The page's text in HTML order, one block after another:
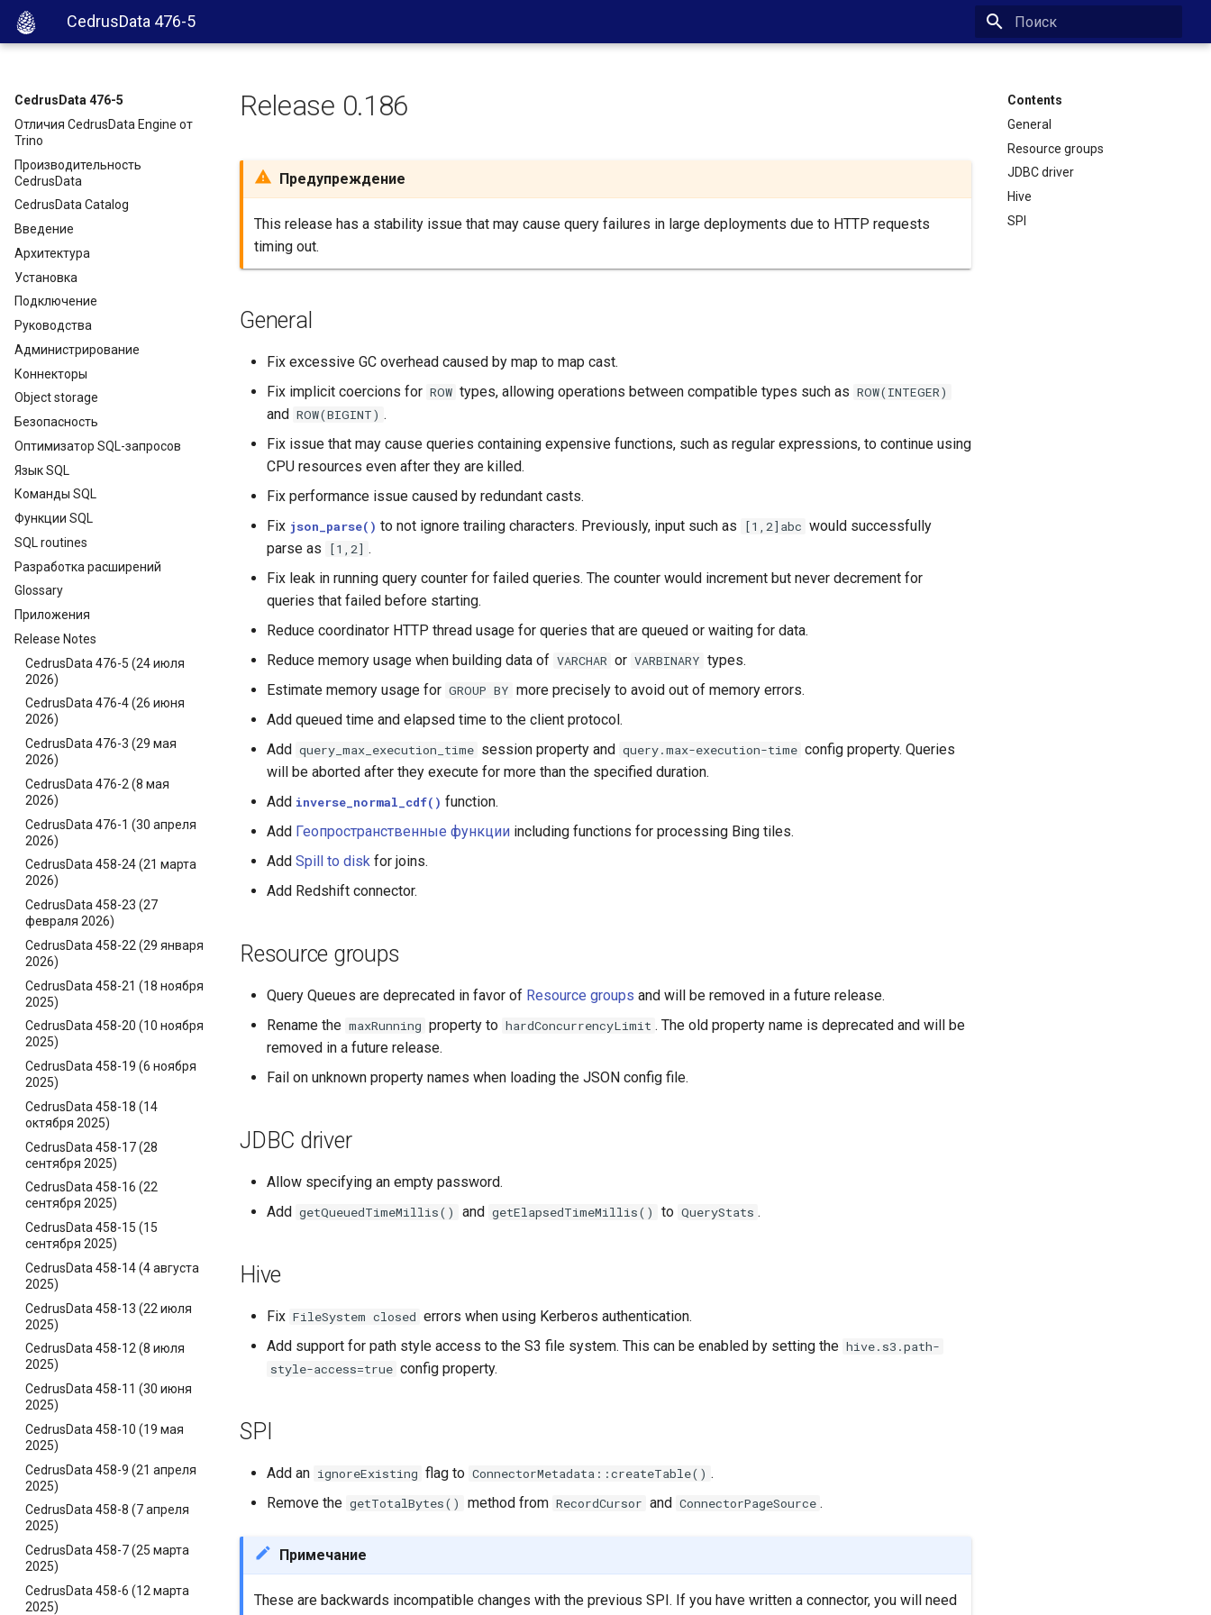
CedrusData 476-5
CedrusData 476-5
Отличия CedrusData Engine от
Trino
Производительность
CedrusData
CedrusData Catalog
Введение
Архитектура
Установка
Подключение
Руководства
Администрирование
Коннекторы
Object storage
Безопасность
Оптимизатор SQL-запросов
Язык SQL
Команды SQL
Функции SQL
SQL routines
Разработка расширений
Glossary
Приложения
Release Notes
CedrusData 476-5 (24 июля
2026)
CedrusData 476-4 (26 июня
2026)
CedrusData 476-3 (29 мая
2026)
CedrusData 476-2 (8 мая
2026)
CedrusData 476-1 (30 апреля
2026)
CedrusData 458-24 (21 марта
2026)
CedrusData 458-23 (27
февраля 2026)
CedrusData 458-22 (29 января
2026)
CedrusData 458-21 (18 ноября
2025)
CedrusData 458-20 (10 ноября
2025)
CedrusData 458-19 (6 ноября
2025)
CedrusData 458-18 (14
октября 2025)
CedrusData 458-17 (28
сентября 2025)
CedrusData 458-16 (22
сентября 2025)
CedrusData 458-15 (15
сентября 2025)
CedrusData 458-14 (4 августа
2025)
CedrusData 458-13 (22 июля
2025)
CedrusData 458-12 (8 июля
2025)
CedrusData 458-11 (30 июня
2025)
CedrusData 458-10 (19 мая
2025)
CedrusData 458-9 (21 апреля
2025)
CedrusData 458-8 (7 апреля
2025)
CedrusData 458-7 (25 марта
2025)
CedrusData 458-6 (12 марта
2025)
Contents
General
Resource groups
JDBC driver
Hive
SPI
Release 0.186
Предупреждение
This release has a stability issue that may cause query failures in large deployments due to HTTP requests
timing out.
General
Fix excessive GC overhead caused by map to map cast.
Fix implicit coercions for ROW types, allowing operations between compatible types such as ROW(INTEGER)
and ROW(BIGINT) .
Fix issue that may cause queries containing expensive functions, such as regular expressions, to continue using
CPU resources even after they are killed.
Fix performance issue caused by redundant casts.
Fix json_parse() to not ignore trailing characters. Previously, input such as [1,2]abc would successfully
parse as
[1,2] .
Fix leak in running query counter for failed queries. The counter would increment but never decrement for
queries that failed before starting.
Reduce coordinator HTTP thread usage for queries that are queued or waiting for data.
Reduce memory usage when building data of VARCHAR or VARBINARY types.
Estimate memory usage for GROUP BY more precisely to avoid out of memory errors.
Add queued time and elapsed time to the client protocol.
Add query_max_execution_time session property and query.max-execution-time config property. Queries
will be aborted after they execute for more than the specified duration.
Add inverse_normal_cdf() function.
Add Геопространственные функции including functions for processing Bing tiles.
Add Spill to disk for joins.
Add Redshift connector.
Resource groups
Query Queues are deprecated in favor of Resource groups and will be removed in a future release.
Rename the maxRunning property to hardConcurrencyLimit . The old property name is deprecated and will be
removed in a future release.
Fail on unknown property names when loading the JSON config file.
JDBC driver
Allow specifying an empty password.
Add getQueuedTimeMillis() and getElapsedTimeMillis() to QueryStats .
Hive
Fix FileSystem closed errors when using Kerberos authentication.
Add support for path style access to the S3 file system. This can be enabled by setting the hive.s3.path-
style-access=true config property.
SPI
Add an ignoreExisting flag to ConnectorMetadata::createTable() .
Remove the getTotalBytes() method from RecordCursor and ConnectorPageSource .
Примечание
These are backwards incompatible changes with the previous SPI. If you have written a connector, you will need